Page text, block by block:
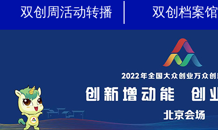
双创周活动转播 双创档案馆